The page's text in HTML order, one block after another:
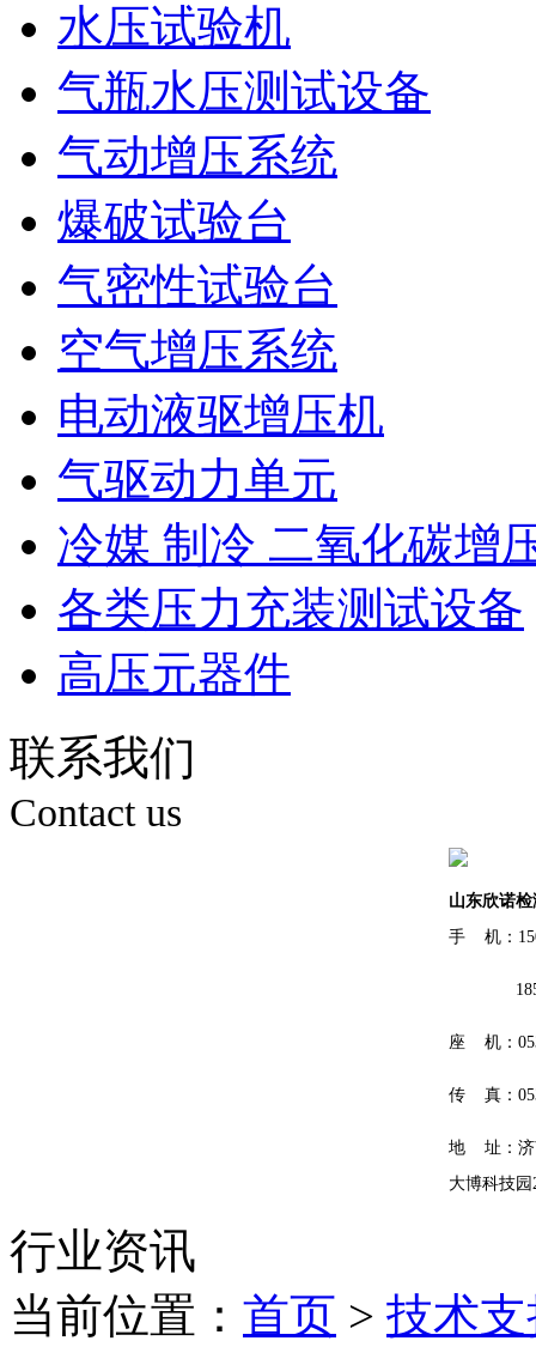
水压试验机
气瓶水压测试设备
气动增压系统
爆破试验台
气密性试验台
空气增压系统
电动液驱增压机
气驱动力单元
冷媒 制冷 二氧化碳增
各类压力充装测试设备
高压元器件
联系我们
Contact us
山东欣诺
手 机：
座 机：
传 真：
地 址：济
大博科技园
行业资讯
当前位置： 首页 > 技术